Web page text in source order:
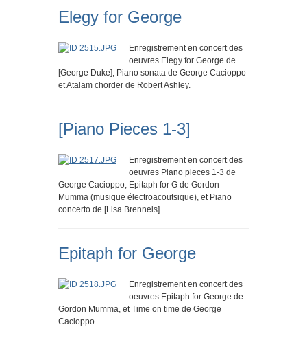
Elegy for George
Enregistrement en concert des
oeuvres Elegy for George de
[George Duke], Piano sonata de George Cacioppo
et Atalam chorder de Robert Ashley.
[Piano Pieces 1-3]
Enregistrement en concert des
oeuvres Piano pieces 1-3 de
George Cacioppo, Epitaph for G de Gordon
Mumma (musique électroacoutsique), et Piano
concerto de [Lisa Brenneis].
Epitaph for George
Enregistrement en concert des
oeuvres Epitaph for George de
Gordon Mumma, et Time on time de George
Cacioppo.